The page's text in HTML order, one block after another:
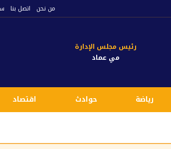
من نحن اتصل بنا
رئيس مجلس الإدارة
مي عماد
رياضة حوادث اقتصاد